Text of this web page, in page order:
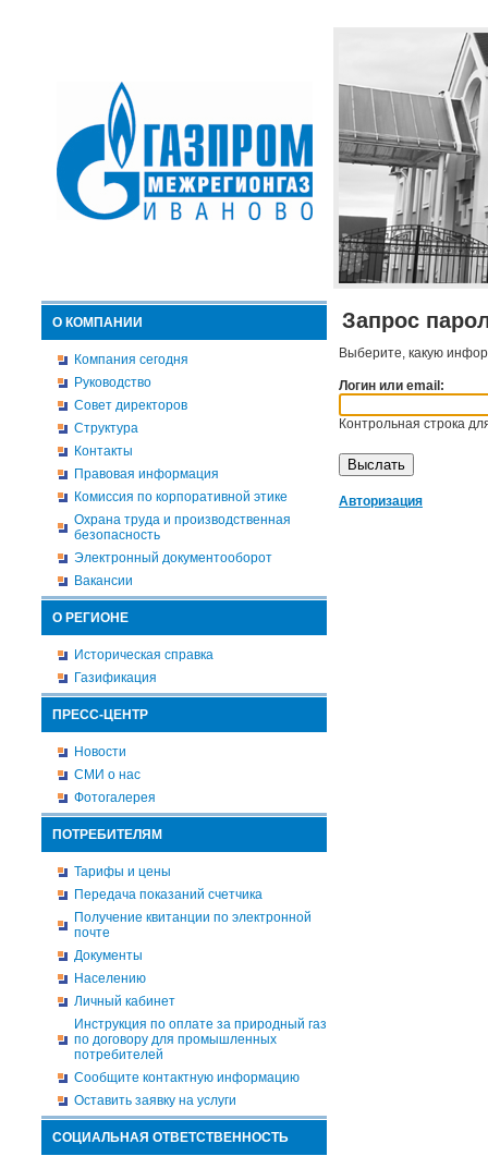
О КОМПАНИИ
Компания сегодня
Руководство
Совет директоров
Структура
Контакты
Правовая информация
Комиссия по корпоративной этике
Охрана труда и производственная
безопасность
Электронный документооборот
Вакансии
О РЕГИОНЕ
Историческая справка
Газификация
ПРЕСС-ЦЕНТР
Новости
СМИ о нас
Фотогалерея
ПОТРЕБИТЕЛЯМ
Тарифы и цены
Передача показаний счетчика
Получение квитанции по электронной
почте
Документы
Населению
Личный кабинет
Инструкция по оплате за природный газ
по договору для промышленных
потребителей
Сообщите контактную информацию
Оставить заявку на услуги
СОЦИАЛЬНАЯ ОТВЕТСТВЕННОСТЬ
Запрос
Выберите, какую
Логин или email:
Контрольная строка
Авторизация